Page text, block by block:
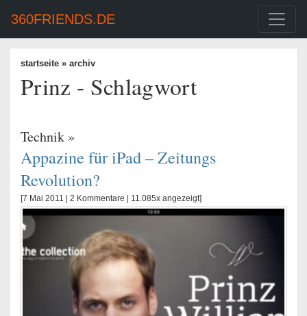
360FRIENDS.DE
startseite » archiv
Prinz - Schlagwort
Technik »
Appazine für iPad – Zeitungs
Revolution?
[7 Mai 2011 | 2 Kommentare | 11.085x angezeigt]